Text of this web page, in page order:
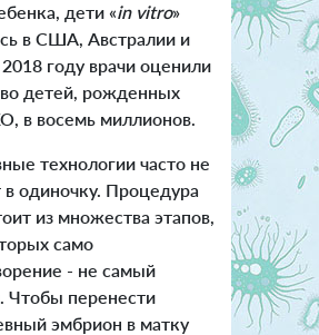
дети «in vitro»
в США, Австралии и
году врачи оценили
детей, рожденных
в восемь миллионов.
технологии часто не
в одиночку. Процедура
из множества этапов,
само
- не самый
Чтобы перенести
эмбрион в матку